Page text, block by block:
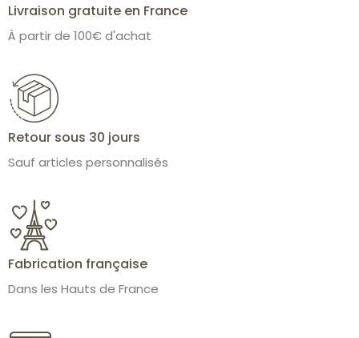
Livraison gratuite en France
À partir de 100€ d'achat
Retour sous 30 jours
Sauf articles personnalisés
Fabrication française
Dans les Hauts de France